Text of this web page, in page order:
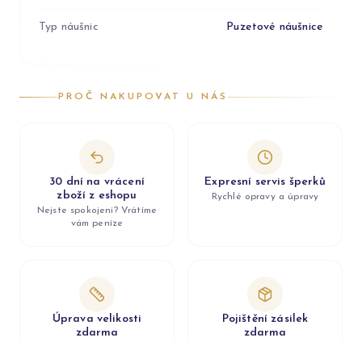
Typ náušnic Puzetové náušnice
PROČ NAKUPOVAT U NÁS
30 dní na vrácení
zboží z eshopu
Nejste spokojeni? Vrátíme
vám peníze
Expresní servis šperků
Rychlé opravy a úpravy
Úprava velikosti
zdarma
Pojištění zásilek
zdarma